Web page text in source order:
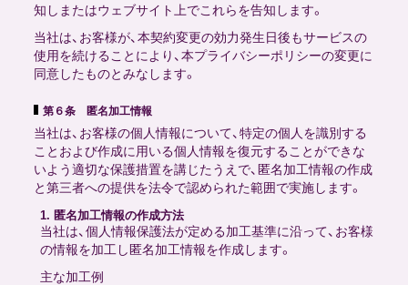
知しまたはウェブサイト上でこれらを告知します。
当社は、お客様が、本契約変更の効力発生日後もサービスの
使用を続けることにより、本プライバシーポリシーの変更に
同意したものとみなします。
第６条 匿名加工情報
当社は、お客様の個人情報について、特定の個人を識別する
ことおよび作成に用いる個人情報を復元することができな
いよう適切な保護措置を講じたうえで、匿名加工情報の作成
と第三者への提供を法令で認められた範囲で実施します。
1. 匿名加工情報の作成方法
当社は、個人情報保護法が定める加工基準に沿って、お客様
の情報を加工し匿名加工情報を作成します。
主な加工例